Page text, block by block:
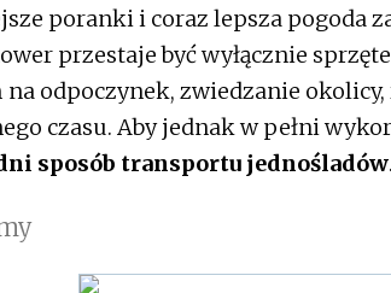
poranki i coraz lepsza pogoda
przestaje być wyłącznie
na odpoczynek, zwiedzanie
czasu. Aby jednak w pełni
sposób transportu jednośladów.